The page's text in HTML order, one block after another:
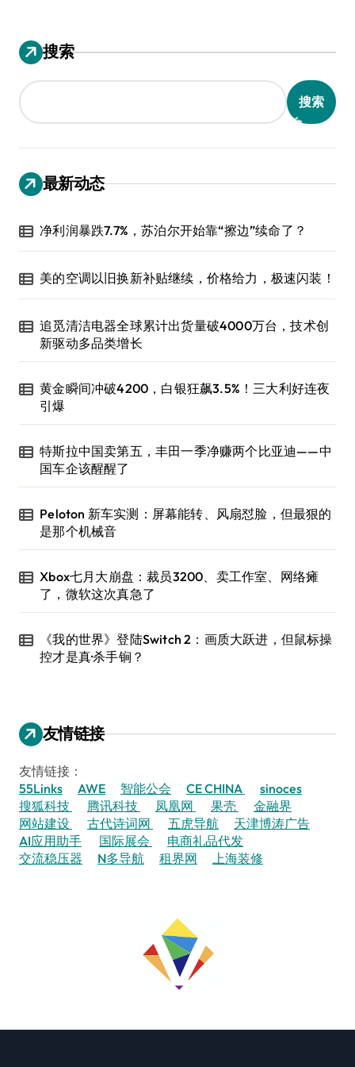
搜索
搜索
最新动态
净利润暴跌7.7%，苏泊尔开始靠“擦边”续命了？
美的空调以旧换新补贴继续，价格给力，极速闪装！
追觅清洁电器全球累计出货量破4000万台，技术创
新驱动多品类增长
黄金瞬间冲破4200，白银狂飙3.5%！三大利好连夜
引爆
特斯拉中国卖第五，丰田一季净赚两个比亚迪——中
国车企该醒醒了
Peloton 新车实测：屏幕能转、风扇怼脸，但最狠的
是那个机械音
Xbox七月大崩盘：裁员3200、卖工作室、网络瘫
了，微软这次真急了
《我的世界》登陆Switch 2：画质大跃进，但鼠标操
控才是真·杀手锏？
友情链接
友情链接：
55Links
AWE 智能公会 CE CHINA
sinoces
搜狐科技
腾讯科技 凤凰网 果壳
金融界
网站建设
古代诗词网 五虎导航
天津博涛广告
AI应用助手
国际展会
电商礼品代发
交流稳压器
N多导航 租界网 上海装修